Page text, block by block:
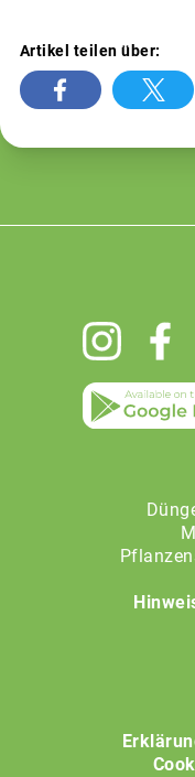
Artikel teilen über: